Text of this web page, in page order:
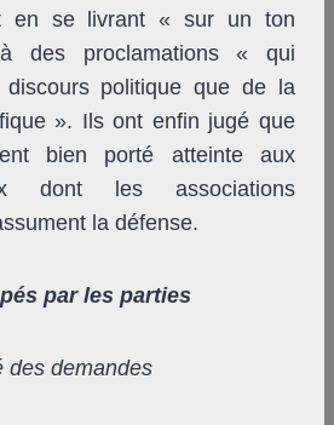
en se livrant « sur un ton
des proclamations « qui
politique que de la
». Ils ont enfin jugé que
bien porté atteinte aux
dont les associations
la défense.
par les parties
des demandes